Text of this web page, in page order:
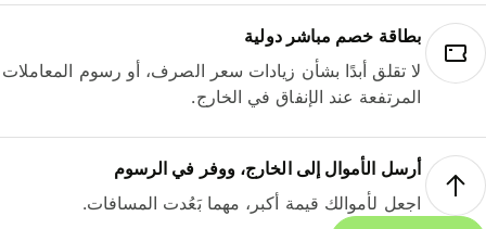
بطاقة خصم مباشر دولية
لا تقلق أبدًا بشأن زيادات سعر الصرف، أو رسوم المعاملات
المرتفعة عند الإنفاق في الخارج.
أرسل الأموال إلى الخارج، ووفر في الرسوم
اجعل لأموالك قيمة أكبر، مهما بَعُدت المسافات.